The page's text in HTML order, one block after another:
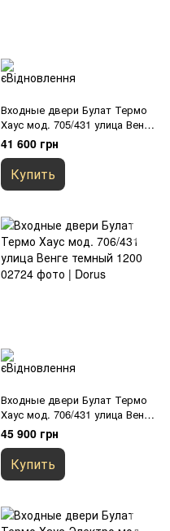
Входные двери Булат Термо
Хаус мод. 705/431 улица Венге
темный 1200
41 600 грн
Купить
Входные двери Булат Термо
Хаус мод. 706/431 улица Венге
темный 1200
45 900 грн
Купить